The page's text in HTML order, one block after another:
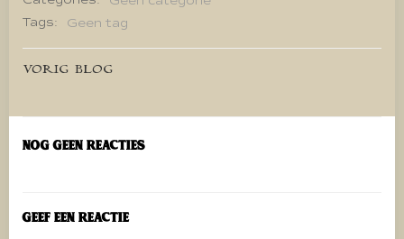
Tags:
Geen tag
Bericht
navigatie
VORIG BLOG
Nog geen reacties
Geef een reactie